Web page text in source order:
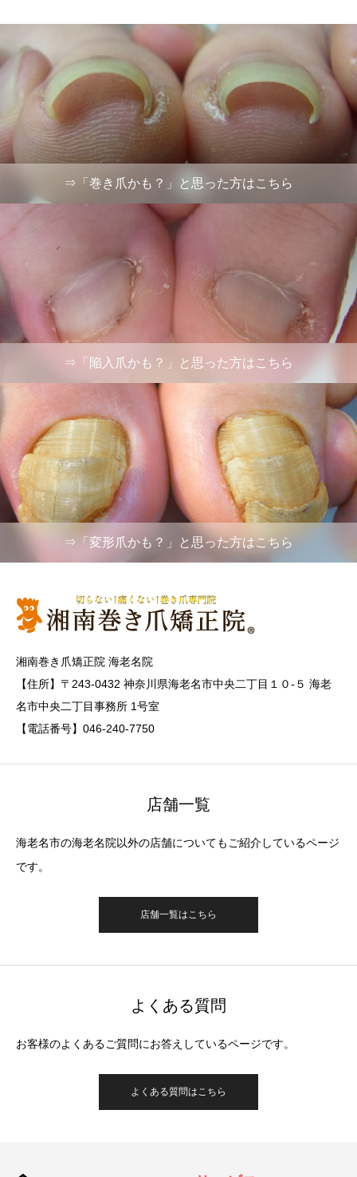
⇒「巻き爪かも？」と思った方はこちら
⇒「陥入爪かも？」と思った方はこちら
⇒「変形爪かも？」と思った方はこちら
湘南巻き爪矯正院 海老名院
【住所】〒243-0432 神奈川県海老名市中央二丁目１０-５ 海老
名市中央二丁目事務所 1号室
【電話番号】046-240-7750
店舗一覧
海老名市の海老名院以外の店舗についてもご紹介しているページ
です。
店舗一覧はこちら
よくある質問
お客様のよくあるご質問にお答えしているページです。
よくある質問はこちら